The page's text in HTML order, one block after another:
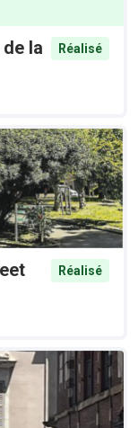
la
Réalisé
Réalisé